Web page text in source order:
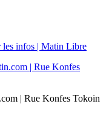
les infos | Matin Libre
| Rue Konfes Tokoin